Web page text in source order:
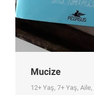
Mucize
12+ Yaş, 7+ Yaş, Aile,